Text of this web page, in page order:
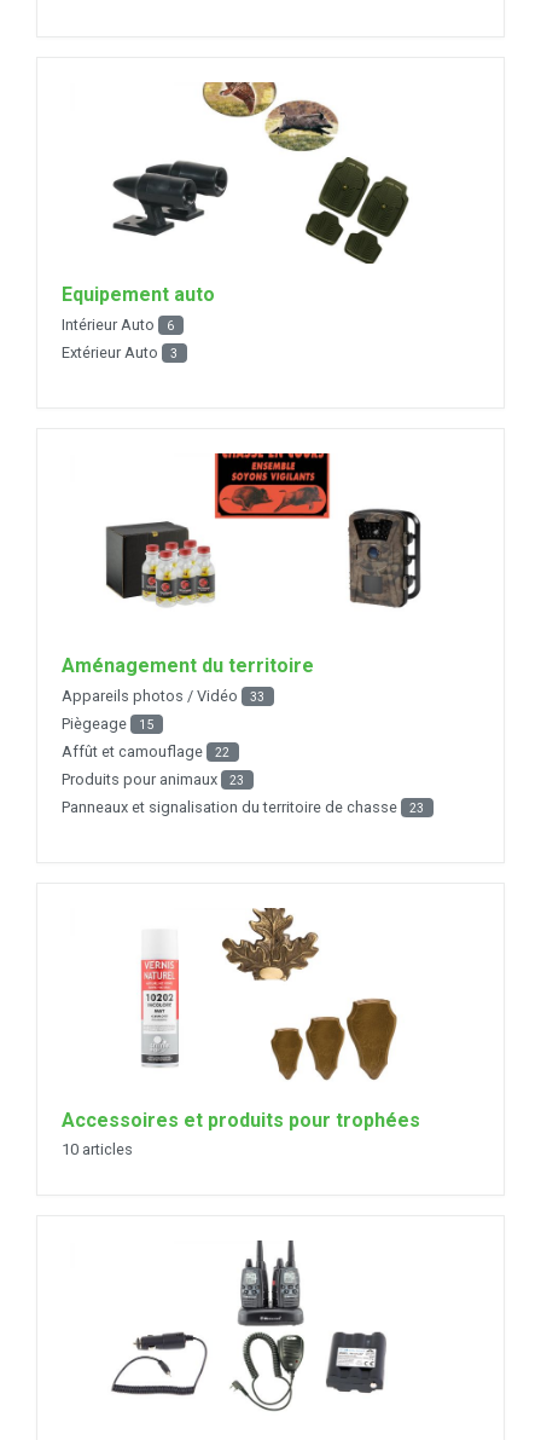
Equipement auto
Intérieur Auto 6
Extérieur Auto 3
Aménagement du territoire
Appareils photos / Vidéo 33
Piègeage 15
Affût et camouflage 22
Produits pour animaux 23
Panneaux et signalisation du territoire de chasse 23
Accessoires et produits pour trophées
10 articles